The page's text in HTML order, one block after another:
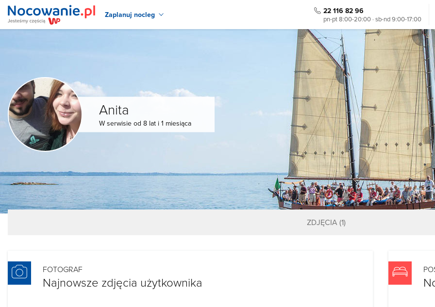
Zaplanuj nocleg 22 116 82 96
pn-pt 8:00-20:00 · sb-nd 9:00-17:00
Anita
W serwisie od 8 lat i 1 miesiąca
ZDJĘCIA (1)
FOTOGRAF
Najnowsze zdjęcia użytkownika